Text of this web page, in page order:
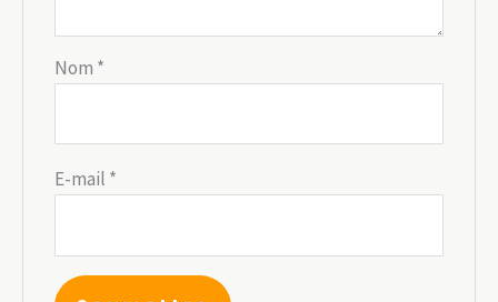
Nom *
E-mail *